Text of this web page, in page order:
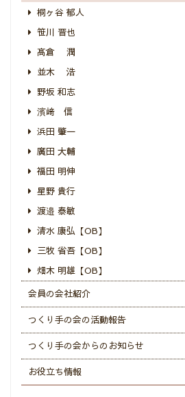
桐ヶ谷 郁人
笹川 晋也
髙倉 潤
並木 浩
野坂 和志
濱﨑 信
浜田 肇一
廣田 大輔
福田 明伸
星野 貴行
渡邉 泰敏
清水 康弘【OB】
三牧 省吾【OB】
畑木 明雄【OB】
会員の会社紹介
つくり手の会の活動報告
つくり手の会からのお知らせ
お役立ち情報